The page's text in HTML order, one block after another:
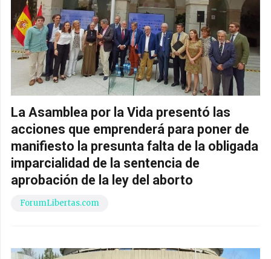
La Asamblea por la Vida presentó las
acciones que emprenderá para poner de
manifiesto la presunta falta de la obligada
imparcialidad de la sentencia de
aprobación de la ley del aborto
ForumLibertas.com